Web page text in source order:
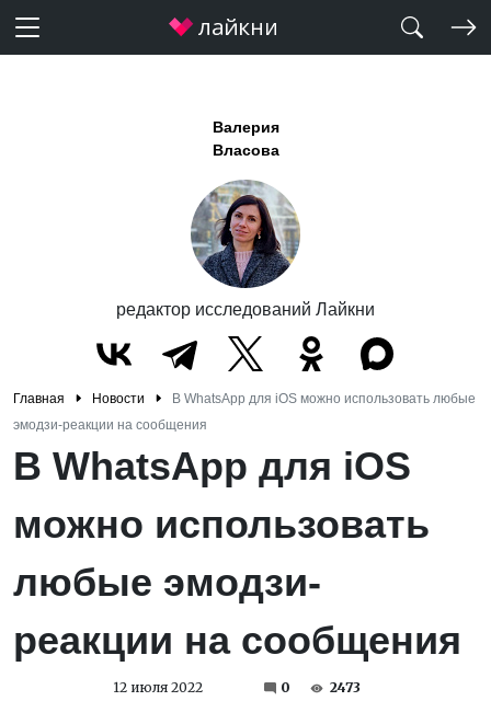
Валерия
Власова
редактор исследований Лайкни
Главная Новости
В WhatsApp для iOS можно использовать любые
эмодзи-реакции на сообщения
В WhatsApp для iOS
можно использовать
любые эмодзи-
реакции на сообщения
12 июля 2022 0 2473